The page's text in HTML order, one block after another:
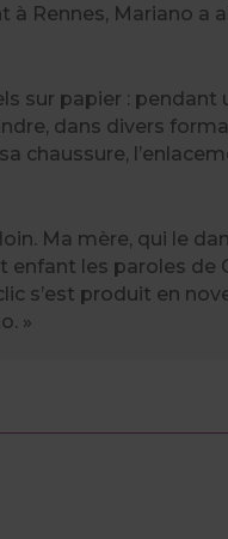
à Rennes, Mariano a
sur papier : pendant
dans divers
chaussure,
Ma mère, qui le
enfant les paroles de
s’est produit en
»